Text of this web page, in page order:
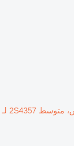
ترس العمود المرفقي لـ: كاتربيلر D8H ترس، متوسط 2S4357 لـ